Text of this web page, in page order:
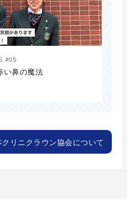
#05
い鼻の魔法
リニクラウン協会について